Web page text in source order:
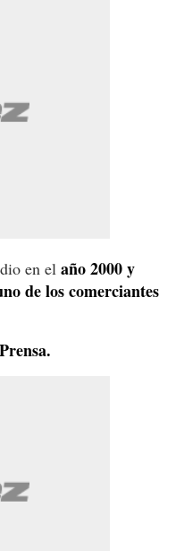
en el año 2000 y
de los comerciantes